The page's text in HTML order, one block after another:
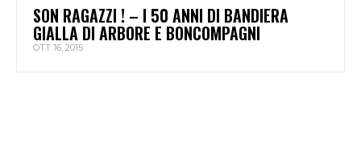
SON RAGAZZI ! – I 50 ANNI DI BANDIERA
GIALLA DI ARBORE E BONCOMPAGNI
OTT 16, 2015